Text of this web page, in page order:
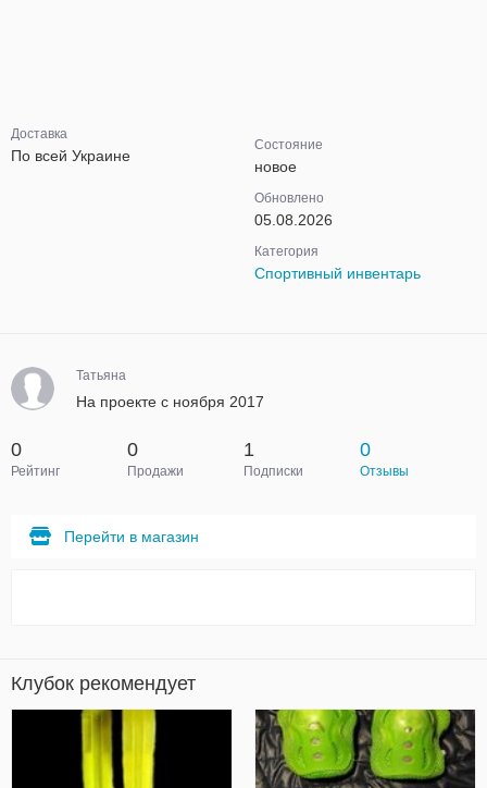
Доставка
По всей Украине
Состояние
новое
Обновлено
05.08.2026
Категория
Спортивный инвентарь
Татьяна
На проекте с ноября 2017
0
Рейтинг
0
Продажи
1
Подписки
0
Отзывы
Перейти в магазин
Клубок рекомендует